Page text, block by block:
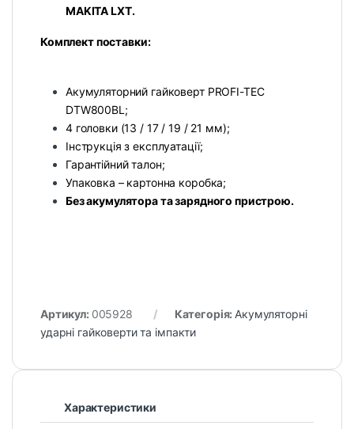
MAKITA LXT.
Комплект поставки:
Акумуляторний гайковерт PROFI-TEC
DTW800BL;
4 головки (13 / 17 / 19 / 21 мм);
Інструкція з експлуатації;
Гарантійний талон;
Упаковка – картонна коробка;
Без акумулятора та зарядного пристрою.
Артикул: 005928 Категорія: Акумуляторні
ударні гайковерти та імпакти
Характеристики